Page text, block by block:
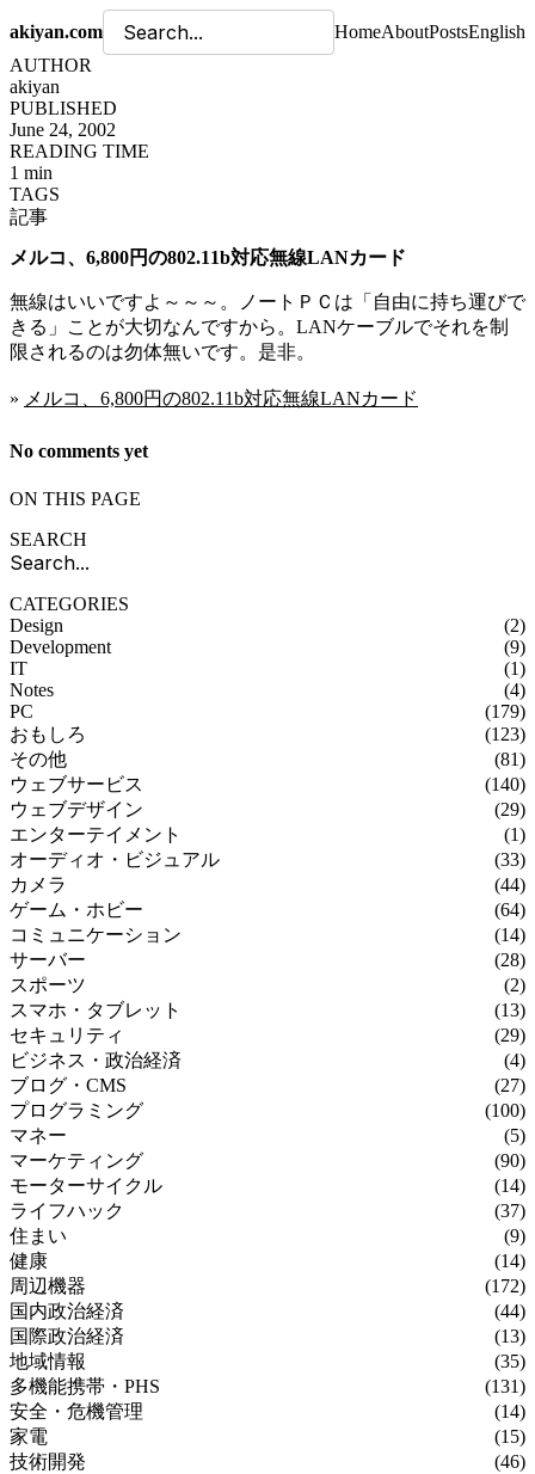
akiyan.com HomeAboutPostsEnglish
AUTHOR
akiyan
PUBLISHED
June 24, 2002
READING TIME
1 min
TAGS
記事
メルコ、6,800円の802.11b対応無線LANカード
無線はいいですよ～～～。ノートＰＣは「自由に持ち運びで
きる」ことが大切なんですから。LANケーブルでそれを制
限されるのは勿体無いです。是非。
» メルコ、6,800円の802.11b対応無線LANカード
No comments yet
ON THIS PAGE
SEARCH
CATEGORIES
Design
(2)
Development
(9)
IT
(1)
Notes
(4)
PC
(179)
おもしろ
(123)
その他
(81)
ウェブサービス
(140)
ウェブデザイン
(29)
エンターテイメント
(1)
オーディオ・ビジュアル
(33)
カメラ
(44)
ゲーム・ホビー
(64)
コミュニケーション
(14)
サーバー
(28)
スポーツ
(2)
スマホ・タブレット
(13)
セキュリティ
(29)
ビジネス・政治経済
(4)
ブログ・CMS
(27)
プログラミング
(100)
マネー
(5)
マーケティング
(90)
モーターサイクル
(14)
ライフハック
(37)
住まい
(9)
健康
(14)
周辺機器
(172)
国内政治経済
(44)
国際政治経済
(13)
地域情報
(35)
多機能携帯・PHS
(131)
安全・危機管理
(14)
家電
(15)
技術開発
(46)